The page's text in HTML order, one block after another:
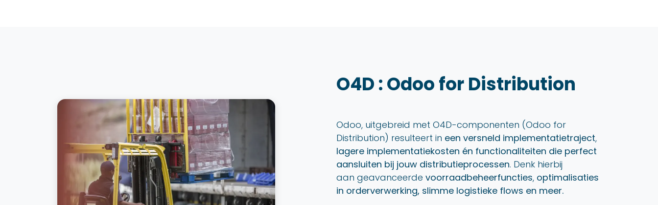
O4D : Odoo for Distribution
Odoo, uitgebreid met O4D-componenten (Odoo for
Distribution) resulteert in een versneld implementatietraject,
lagere implementatiekosten én functionaliteiten die perfect
aansluiten bij jouw distributieprocessen. Denk hierbij
aan geavanceerde voorraadbeheerfuncties, optimalisaties
in orderverwerking, slimme logistieke flows en meer.